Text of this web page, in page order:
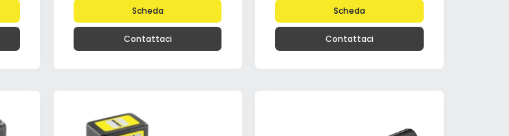
Scheda
Contattaci
Scheda
Contattaci